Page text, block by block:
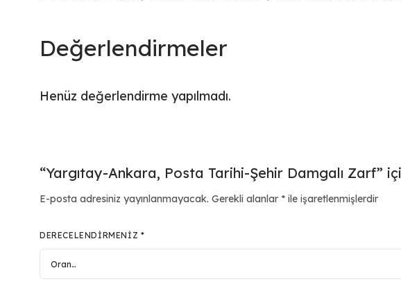
Değerlendirmeler
Henüz değerlendirme yapılmadı.
“Yargıtay-Ankara, Posta Tarihi-Şehir Damgalı Zarf”
E-posta adresiniz yayınlanmayacak. Gerekli alanlar * ile işaretlenmişlerdir
DERECELENDIRMENIZ *